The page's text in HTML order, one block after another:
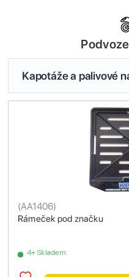
Kapotáže a palivové
Rámeček pod značku
(AA1406)
4+ Skladem